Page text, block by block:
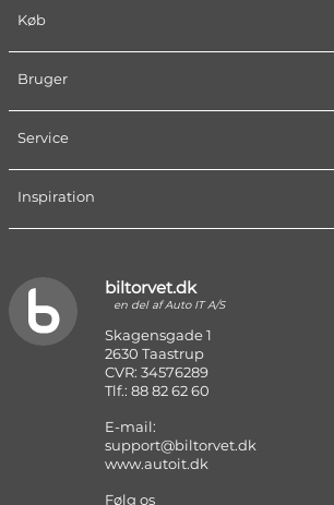
Køb
Bruger
Service
Inspiration
biltorvet.dk
en del af Auto IT A/S
Skagensgade 1
2630 Taastrup
CVR: 34576289
Tlf.: 88 82 62 60
E-mail:
support@biltorvet.dk
www.autoit.dk
Følg os